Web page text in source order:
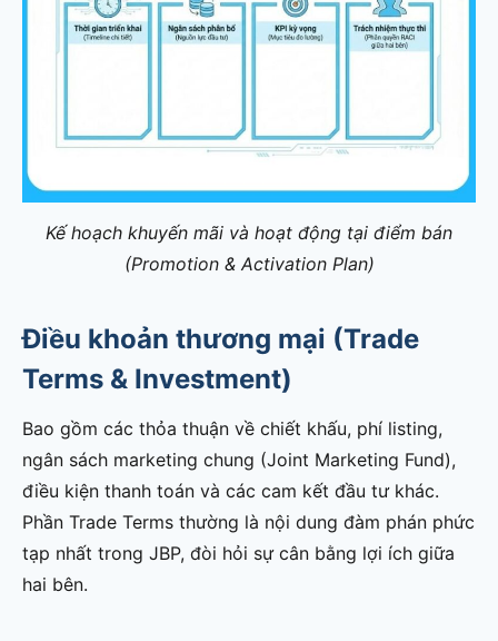
Kế hoạch khuyến mãi và hoạt động tại điểm bán
(Promotion & Activation Plan)
Điều khoản thương mại (Trade
Terms & Investment)
Bao gồm các thỏa thuận về chiết khấu, phí listing,
ngân sách marketing chung (Joint Marketing Fund),
điều kiện thanh toán và các cam kết đầu tư khác.
Phần Trade Terms thường là nội dung đàm phán phức
tạp nhất trong JBP, đòi hỏi sự cân bằng lợi ích giữa
hai bên.